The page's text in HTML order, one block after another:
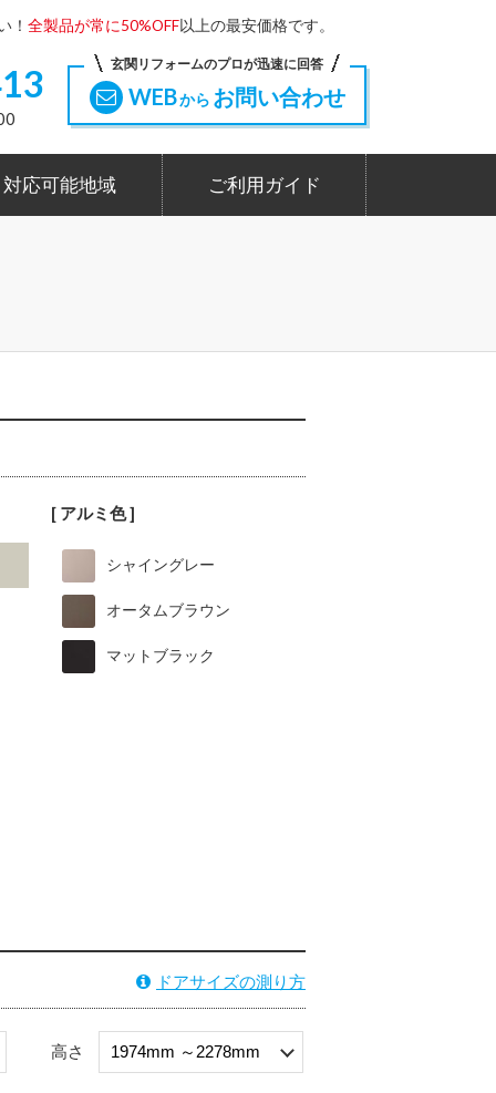
！ 全製品が常に50%OFF以上の最安価格です。
WEBから お問い合わせ
玄関リフォームのプロが迅速に回答
対応可能地域 ご利用ガイド
[ アルミ色 ]
シャイングレー
オータムブラウン
マットブラック
ドアサイズの測り方
高さ